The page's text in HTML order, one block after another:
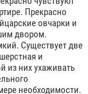
Прекрасно
овчарки и
двором.
Существует две
и
из них ухаживать
необходимости.